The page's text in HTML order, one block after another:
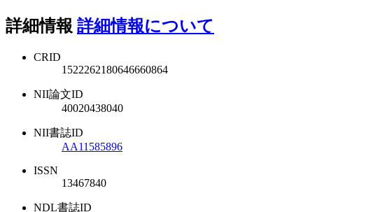
詳細情報 詳細情報について
CRID
1522262180646660864
NII論文ID
40020438040
NII書誌ID
AA11585896
ISSN
13467840
NDL書誌ID